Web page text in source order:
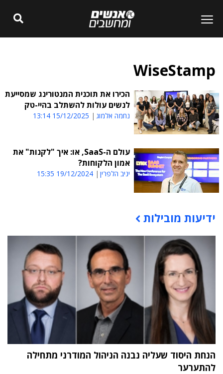
WiseStamp
הכירו את תוכנית המנטורינג שמסייעת
לנשים עולות להשתלב בהיי-טק
נחמה אלמוג 15/12/2025 13:14
עולם ה-SaaS, או: איך "לקנות" את
אמון הלקוחות?
יניב הלפרין 19/12/2024 15:35
תוכן פרסומי
ידיעות מובילות
הנחת היסוד שעליה נבנה הניהול המודרני מתחילה
להתערער